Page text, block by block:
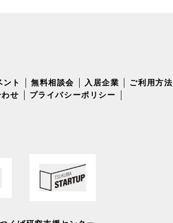
ント 無料相談会 入居企業
ご利用方法
せ プライバシーポリシー